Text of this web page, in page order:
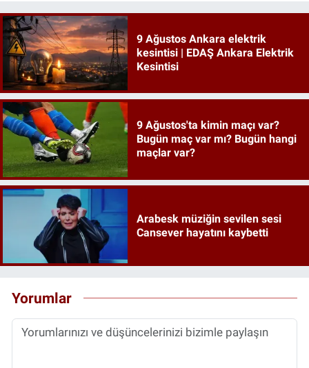
9 Ağustos Ankara elektrik
kesintisi | EDAŞ Ankara Elektrik
Kesintisi
9 Ağustos'ta kimin maçı var?
Bugün maç var mı? Bugün hangi
maçlar var?
Arabesk müziğin sevilen sesi
Cansever hayatını kaybetti
Yorumlar